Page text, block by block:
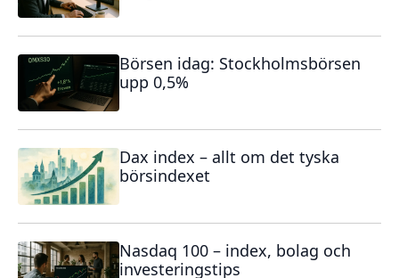
Börsen idag: Stockholmsbörsen
upp 0,5%
Dax index – allt om det tyska
börsindexet
Nasdaq 100 – index, bolag och
investeringstips